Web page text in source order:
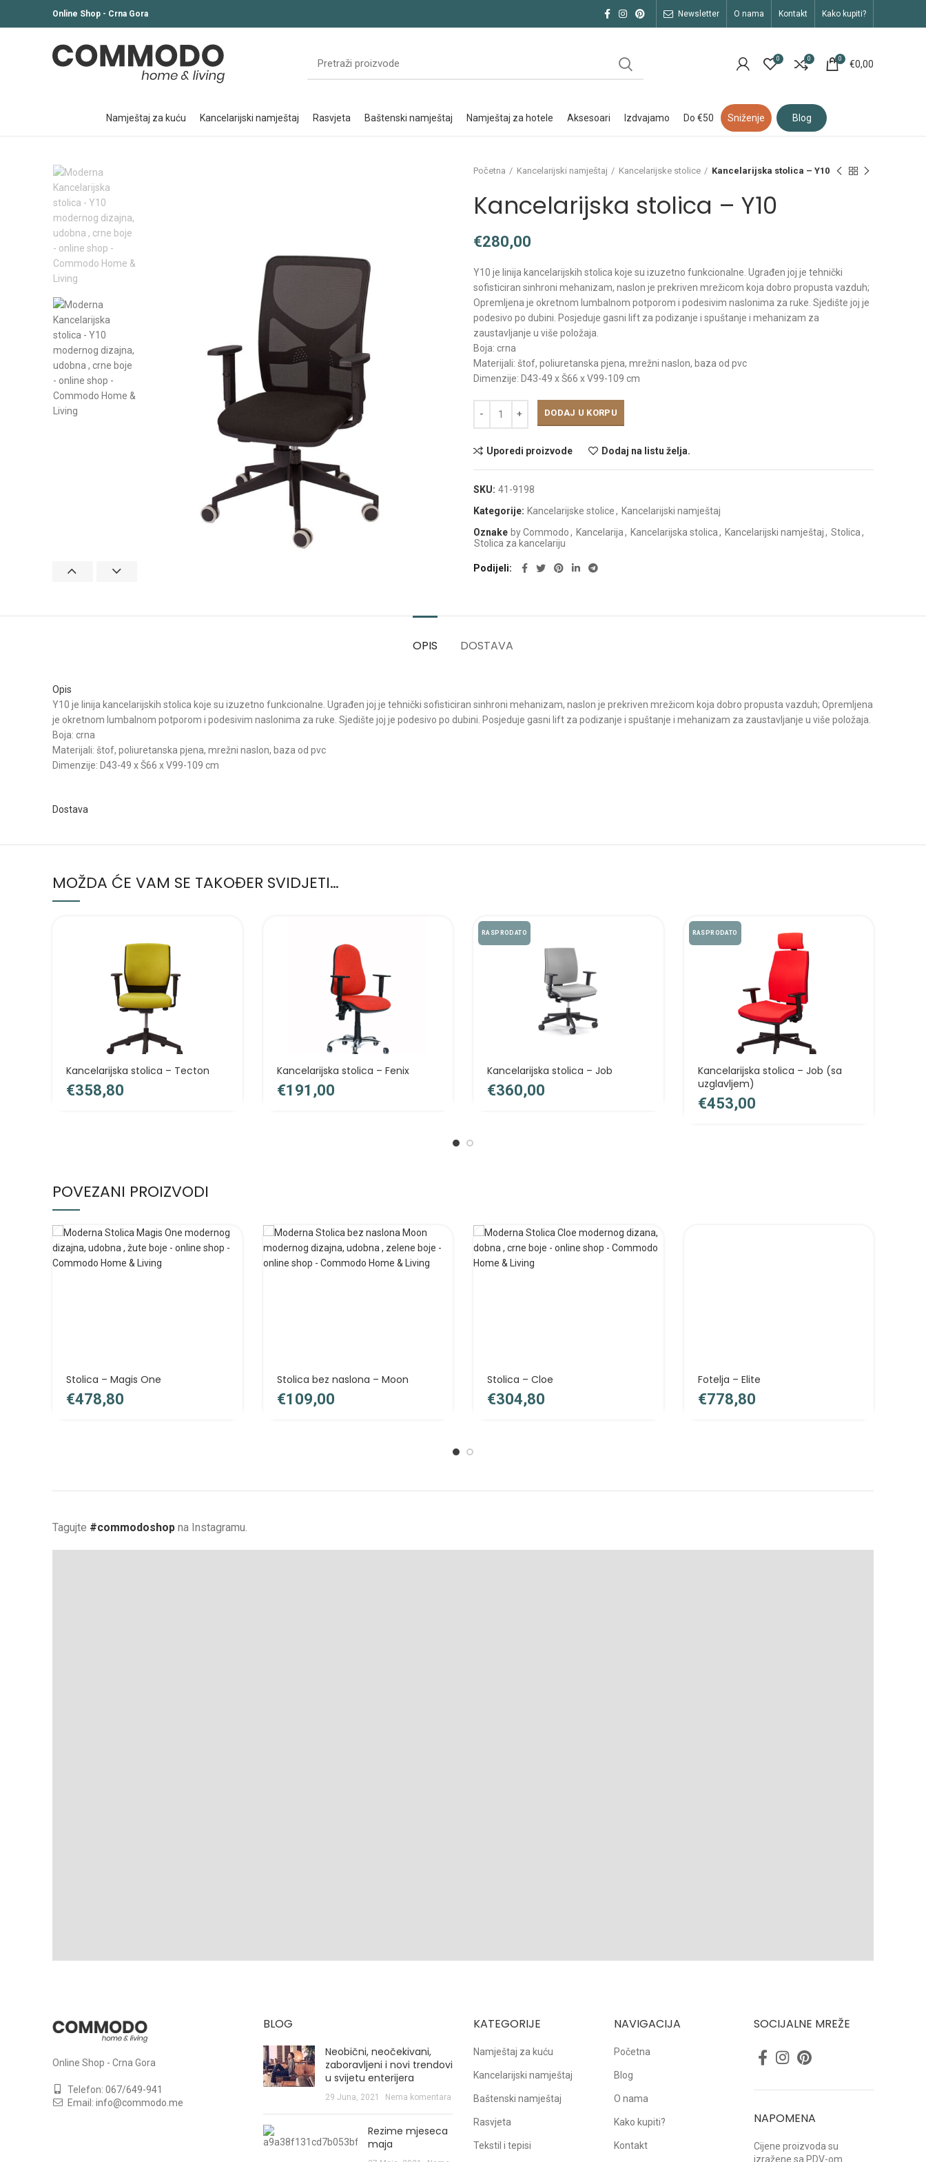
Online Shop - Crna Gora newsletter o nama kontakt kako kupiti?
0 0 0 €0,00
namještaj za kuću kancelarijski namještaj rasvjeta baštenski namještaj namještaj za hotele aksesoari izdvajamo do €50 sniženje blog
Početna Kancelarijski namještaj Kancelarijske stolice Kancelarijska stolica – Y10
Kancelarijska stolica – Y10
€
Y10 je linija kancelarijskih stolica koje su izuzetno funkcionalne. Ugrađen joj je tehnički
sofisticiran sinhroni mehanizam, naslon je prekriven mrežicom koja dobro propusta vazduh;
Opremljena je okretnom lumbalnom potporom i podesivim naslonima za ruke. Sjedište joj je
podesivo po dubini. Posjeduje gasni lift za podizanje i spuštanje i mehanizam za
zaustavljanje u više položaja.
Boja: crna
Materijali: štof, poliuretanska pjena, mrežni naslon, baza od pvc
Dimenzije: D43-49 x Š66 x V99-109 cm
DODAJ U KORPU
Uporedi proizvode Dodaj na listu želja.
SKU: 41-9198
Kategorije: Kancelarijske stolice, Kancelarijski namještaj
Oznake by Commodo, Kancelarija, Kancelarijska stolica, Kancelarijski namještaj, Stolica,
Stolica za kancelariju
Podijeli
OPIS DOSTAVA
Opis
Y10 je linija kancelarijskih stolica koje su izuzetno funkcionalne. Ugrađen joj je tehnički sofisticiran sinhroni mehanizam, naslon je prekriven mrežicom koja dobro propusta vazduh; Opremljena
je okretnom lumbalnom potporom i podesivim naslonima za ruke. Sjedište joj je podesivo po dubini. Posjeduje gasni lift za podizanje i spuštanje i mehanizam za zaustavljanje u više položaja.
Boja: crna
Materijali: štof, poliuretanska pjena, mrežni naslon, baza od pvc
Dimenzije: D43-49 x Š66 x V99-109 cm
Dostava
MOŽDA ĆE VAM SE TAKOĐER SVIDJETI…
Kancelarijska stolica – Tecton
€
Kancelarijska stolica – Fenix
€
RASPRODATO
Kancelarijska stolica – Job
€
RASPRODATO
Kancelarijska stolica – Job (sa
uzglavljem)
€
POVEZANI PROIZVODI
Stolica – Magis One
€
Stolica bez naslona – Moon
€
Stolica – Cloe
€
Fotelja – Elite
€
Tagujte #commodoshop na Instagramu.
Online Shop - Crna Gora
Telefon: 067/649-941
Email: info@commodo.me
BLOG
Neobični, neočekivani,
zaboravljeni i novi trendovi
u svijetu enterijera
29 Juna, 2021 Nema komentara
Rezime mjeseca
maja
KATEGORIJE
Namještaj za kuću
Kancelarijski namještaj
Baštenski namještaj
Rasvjeta
Tekstil i tepisi
NAVIGACIJA
Početna
Blog
O nama
Kako kupiti?
Kontakt
SOCIJALNE MREŽE
NAPOMENA
Cijene proizvoda su
izražene sa PDV-om.